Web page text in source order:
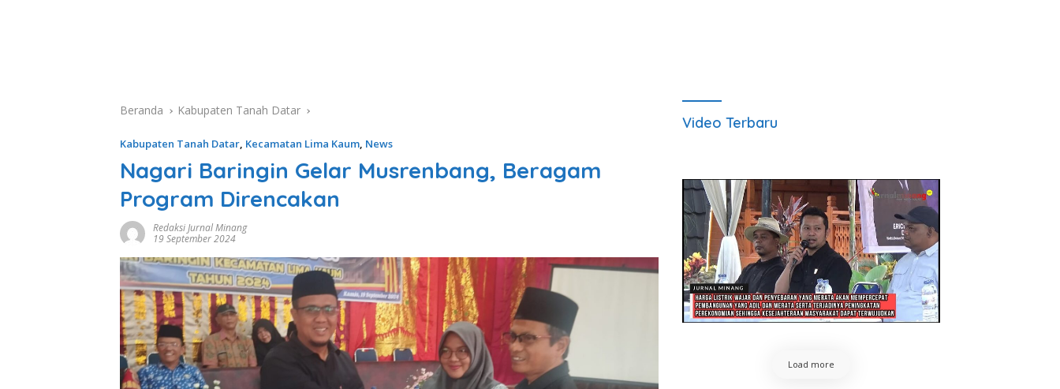
Beranda Kabupaten Tanah Datar
Kabupaten Tanah Datar, Kecamatan Lima Kaum, News
Nagari Baringin Gelar Musrenbang, Beragam
Program Direncakan
Redaksi Jurnal Minang
19 September 2024
Video Terbaru
Load more